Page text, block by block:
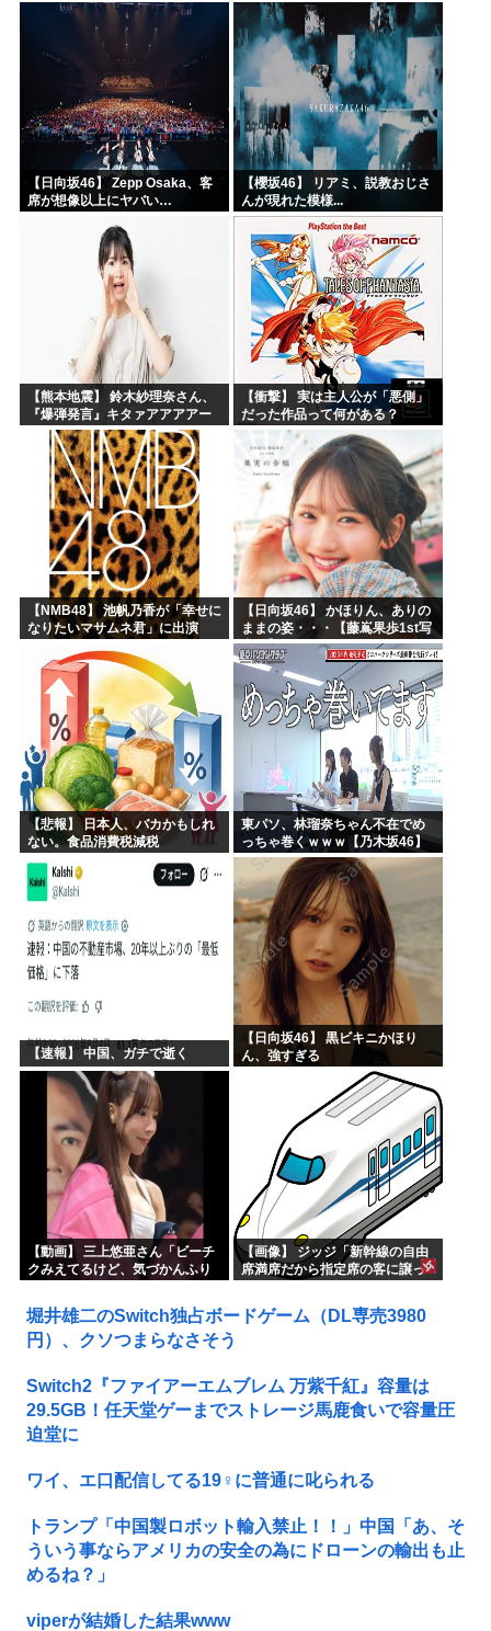
るんだよ
【日向坂46】 Zepp Osaka、客
席が想像以上にヤバい…
【櫻坂46】 リアミ、説教おじさ
んが現れた模様...
【熊本地震】 鈴木紗理奈さん、
『爆弾発言』キタァアアアアー
ーーーーー！！
【衝撃】 実は主人公が「悪側」
だった作品って何がある？
【NMB48】 池帆乃香が「幸せに
なりたいマサムネ君」に出演
【日向坂46】 かほりん、ありの
ままの姿・・・【藤嶌果歩1st写
真集】
【悲報】 日本人、バカかもしれ
ない。食品消費税減税
賛成してしまう
東パソ、林瑠奈ちゃん不在でめ
っちゃ巻くｗｗｗ【乃木坂46】
【速報】 中国、ガチで逝く
【日向坂46】 黒ビキニかほり
ん、強すぎる
【動画】 三上悠亜さん「ビーチ
クみえてるけど、気づかんふり
【画像】 ジッジ「新幹線の自由
席満席だから指定席の客に譲っ
投稿ｗｗｗ
堀井雄二のSwitch独占ボードゲーム（DL専売3980
円）、クソつまらなさそう
Switch2『ファイアーエムブレム 万紫千紅』容量は
29.5GB！任天堂ゲーまでストレージ馬鹿食いで容量圧
迫堂に
ワイ、エ口配信してる19♀に普通に叱られる
トランプ「中国製ロボット輸入禁止！！」中国「あ、そ
ういう事ならアメリカの安全の為にドローンの輸出も止
めるね？」
viperが結婚した結果www